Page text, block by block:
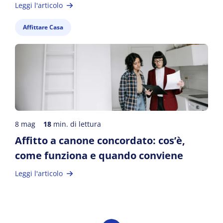
Leggi l'articolo
Affittare Casa
8 mag 18 min. di lettura
Affitto a canone concordato: cos’è,
come funziona e quando conviene
Leggi l'articolo